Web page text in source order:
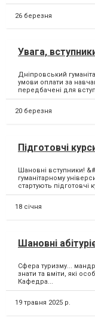
26 березня
Увага,
Дніпровський
умови оплати за
передбачені для
20 березня
Підготовчі
Шановні вступники!
гуманітарному
стартують підготовчі
18 січня
Шановні
Сфера туризму...
знати та вміти, які
Кафедра...
19 травня 2025 р.